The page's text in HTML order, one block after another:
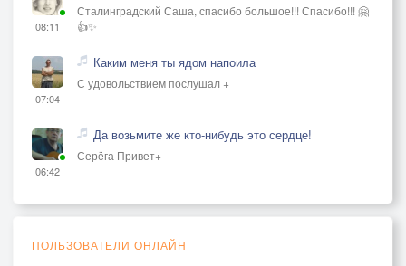
08:11
Сталинградский Саша, спасибо большое!!! Спасибо!!! 🤗
👍✨
07:04
Каким меня ты ядом напоила
С удовольствием послушал +
06:42
Да возьмите же кто-нибудь это сердце!
Серёга Привет+
ПОЛЬЗОВАТЕЛИ ОНЛАЙН